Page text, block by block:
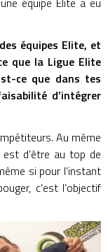
équipes Elite, et
que la Ligue Elite
ce que dans tes
d’intégrer
Au même
d’être au top de
si pour l’instant
c’est l’objectif